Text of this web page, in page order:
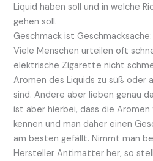
Liquid haben soll und in welche
gehen soll.
Geschmack ist Geschmacksache:
Viele Menschen urteilen oft
elektrische Zigarette nicht
Aromen des Liquids zu süß oder
sind. Andere aber lieben genau
ist aber hierbei, dass die Aromen
kennen und man daher einen
am besten gefällt. Nimmt man
Hersteller Antimatter her, so